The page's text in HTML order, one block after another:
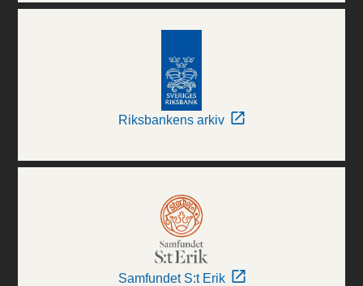
Riksbankens arkiv
Samfundet S:t Erik